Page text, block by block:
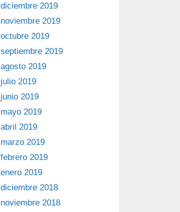
diciembre 2019
noviembre 2019
octubre 2019
septiembre 2019
agosto 2019
julio 2019
junio 2019
mayo 2019
abril 2019
marzo 2019
febrero 2019
enero 2019
diciembre 2018
noviembre 2018